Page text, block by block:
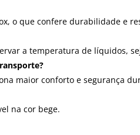
o que confere durabilidade e
a temperatura de líquidos,
maior conforto e segurança
na cor bege.